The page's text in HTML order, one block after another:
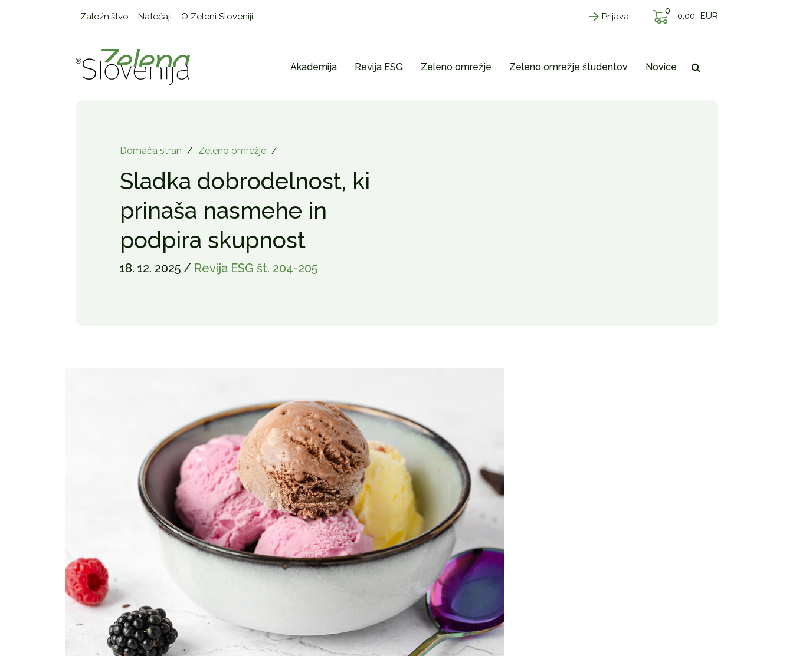
Založništvo Natečaji O Zeleni Sloveniji Prijava
0 0,00 EUR
Akademija Revija ESG Zeleno omrežje Zeleno omrežje študentov Novice
Domača stran / Zeleno omrežje /
Sladka dobrodelnost, ki
prinaša nasmehe in
podpira skupnost
18. 12. 2025 / Revija ESG št. 204-205